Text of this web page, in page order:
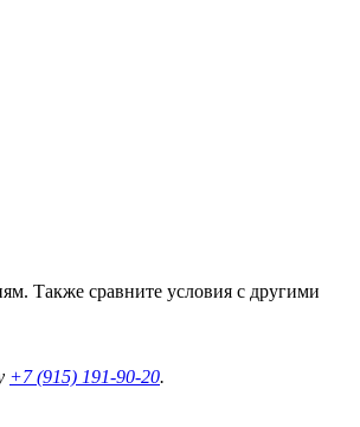
Также сравните условия с другими
+7 (915) 191-90-20.